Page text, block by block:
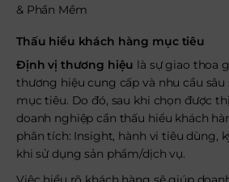
& Phần Mềm
Thấu hiểu khách hàng mục tiêu
Định vị thương hiệu là sự giao thoa
thương hiệu cung cấp và nhu cầu sâu
mục tiêu. Do đó, sau khi chọn được
doanh nghiệp cần thấu hiểu khách
phân tích: Insight, hành vi tiêu dùng,
khi sử dụng sản phẩm/dịch vụ.